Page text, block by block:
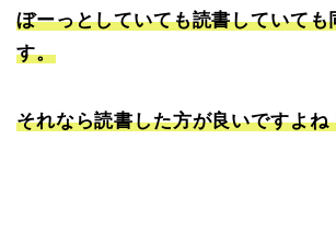
ぼーっとしていても読書していても
す。
それなら読書した方が良いですよね